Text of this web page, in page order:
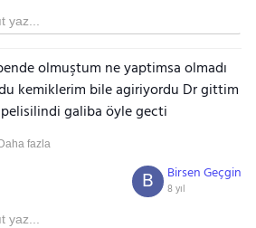
olmuştum ne yaptimsa olmadı
kemiklerim bile agiriyordu Dr gittim
galiba öyle gecti
Daha fazla
Birsen Geçgin
8 yıl
B